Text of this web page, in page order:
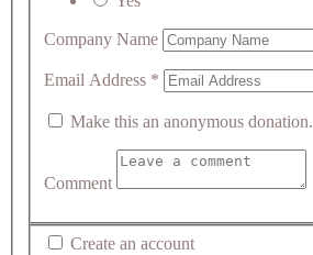
Company Name
Email Address *
Make this an anonymous donation.
Comment
Create an account